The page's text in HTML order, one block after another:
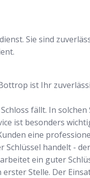
Sie sind
ist Ihr
fällt. In
ist besonders
eine
handelt -
ein guter
Stelle. Der